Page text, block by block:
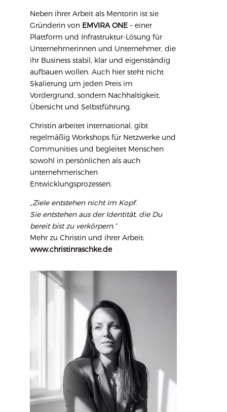
Neben ihrer Arbeit als Mentorin ist sie
Gründerin von EMVIRA ONE– einer
Plattform und Infrastruktur-Lösung für
Unternehmerinnen und Unternehmer, die
ihr Business stabil, klar und eigenständig
aufbauen wollen. Auch hier steht nicht
Skalierung um jeden Preis im
Vordergrund, sondern Nachhaltigkeit,
Übersicht und Selbstführung.
Christin arbeitet international, gibt
regelmäßig Workshops für Netzwerke und
Communities und begleitet Menschen
sowohl in persönlichen als auch
unternehmerischen
Entwicklungsprozessen.
„Ziele entstehen nicht im Kopf.
Sie entstehen aus der Identität, die Du
bereit bist zu verkörpern.“
Mehr zu Christin und ihrer Arbeit:
www.christinraschke.de